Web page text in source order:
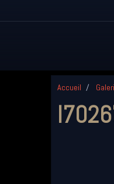
Accueil